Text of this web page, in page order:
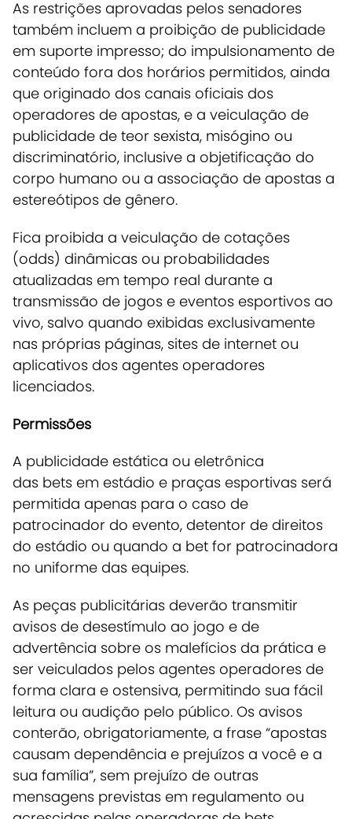
As restrições aprovadas pelos senadores
também incluem a proibição de publicidade
em suporte impresso; do impulsionamento de
conteúdo fora dos horários permitidos, ainda
que originado dos canais oficiais dos
operadores de apostas, e a veiculação de
publicidade de teor sexista, misógino ou
discriminatório, inclusive a objetificação do
corpo humano ou a associação de apostas a
estereótipos de gênero.
Fica proibida a veiculação de cotações
(odds) dinâmicas ou probabilidades
atualizadas em tempo real durante a
transmissão de jogos e eventos esportivos ao
vivo, salvo quando exibidas exclusivamente
nas próprias páginas, sites de internet ou
aplicativos dos agentes operadores
licenciados.
Permissões
A publicidade estática ou eletrônica
das bets em estádio e praças esportivas será
permitida apenas para o caso de
patrocinador do evento, detentor de direitos
do estádio ou quando a bet for patrocinadora
no uniforme das equipes.
As peças publicitárias deverão transmitir
avisos de desestímulo ao jogo e de
advertência sobre os malefícios da prática e
ser veiculados pelos agentes operadores de
forma clara e ostensiva, permitindo sua fácil
leitura ou audição pelo público. Os avisos
conterão, obrigatoriamente, a frase “apostas
causam dependência e prejuízos a você e a
sua família”, sem prejuízo de outras
mensagens previstas em regulamento ou